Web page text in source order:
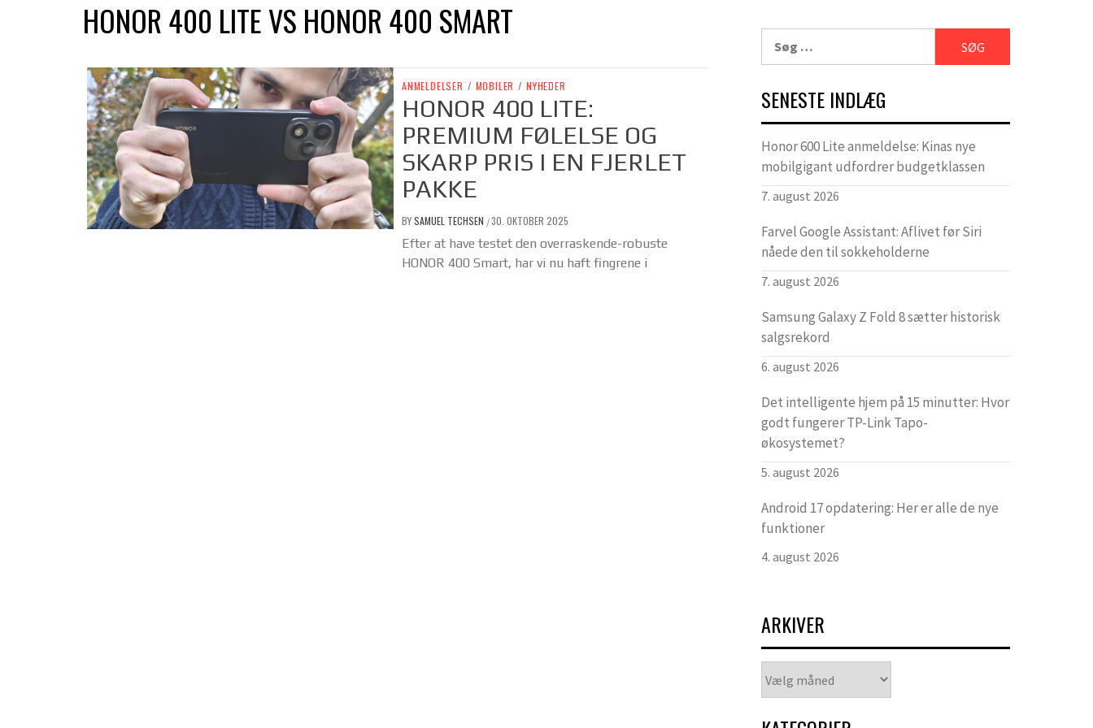
HONOR 400 LITE VS HONOR 400 SMART
ANMELDELSER / MOBILER / NYHEDER
HONOR 400 LITE:
PREMIUM FØLELSE OG
SKARP PRIS I EN FJERLET
PAKKE
BYSAMUEL TECHSEN /30. OKTOBER 2025
Efter at have testet den overraskende-robuste
HONOR 400 Smart, har vi nu haft fingrene i
efter:
SENESTE INDLÆG
Honor 600 Lite anmeldelse: Kinas nye
mobilgigant udfordrer budgetklassen
7. august 2026
Farvel Google Assistant: Aflivet før Siri
nåede den til sokkeholderne
7. august 2026
Samsung Galaxy Z Fold 8 sætter historisk
salgsrekord
6. august 2026
Det intelligente hjem på 15 minutter: Hvor
godt fungerer TP-Link Tapo-
økosystemet?
5. august 2026
Android 17 opdatering: Her er alle de nye
funktioner
4. august 2026
ARKIVER